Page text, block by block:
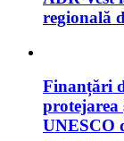
regională
Finanțări
UNESCO